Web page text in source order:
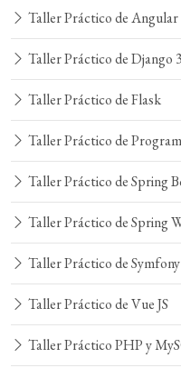
Taller Práctico de Angular
Taller Práctico de Django 3
Taller Práctico de Flask
Taller Práctico de
Taller Práctico de Spring
Taller Práctico de Spring
Taller Práctico de
Taller Práctico de Vue JS
Taller Práctico PHP y